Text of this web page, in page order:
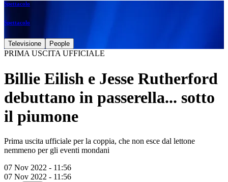
Spettacolo
Spettacolo
Televisione People
PRIMA USCITA UFFICIALE
Billie Eilish e Jesse Rutherford
debuttano in passerella... sotto
il piumone
Prima uscita ufficiale per la coppia, che non esce dal lettone
nemmeno per gli eventi mondani
07 Nov 2022 - 11:56
07 Nov 2022 - 11:56